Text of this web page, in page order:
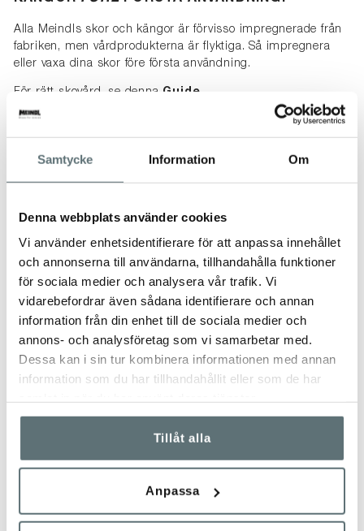
Samtycke Information Om
Denna webbplats använder cookies
Vi använder enhetsidentifierare för att anpassa innehållet
och annonserna till användarna, tillhandahålla funktioner
för sociala medier och analysera vår trafik. Vi
vidarebefordrar även sådana identifierare och annan
information från din enhet till de sociala medier och
annons- och analysföretag som vi samarbetar med.
Dessa kan i sin tur kombinera informationen med annan
information som du har tillhandahållit eller som de har
Tillåt alla
Anpassa
Alla Meindls skor och kängor är förvisso impregnerade från
fabriken, men vårdprodukterna är flyktiga. Så impregnera
eller vaxa dina skor före första användning.
För rätt skovård, se denna Guide
SPECIFIKATIONER 15
STORLEKSTABELL
TRUSTPILOT-OMDÖMEN
ANDRA TITTADE OCKSÅ PÅ